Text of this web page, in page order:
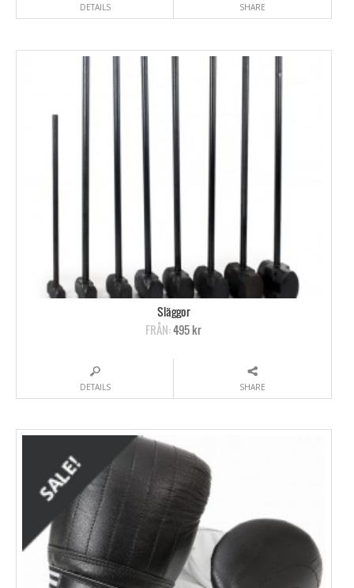
DETAILS SHARE
Släggor
FRÅN:495 kr
DETAILS SHARE